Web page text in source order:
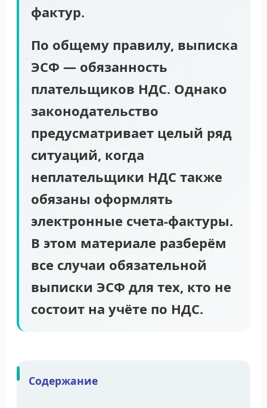
фактур.
По общему правилу, выписка
ЭСФ — обязанность
плательщиков НДС. Однако
законодательство
предусматривает целый ряд
ситуаций, когда
неплательщики НДС также
обязаны оформлять
электронные счета-фактуры.
В этом материале разберём
все случаи обязательной
выписки ЭСФ для тех, кто не
состоит на учёте по НДС.
Содержание